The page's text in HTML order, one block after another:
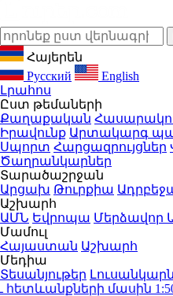
Հայերեն
Русский
English
Լրահոս
Ըստ թեմաների
Քաղաքական
Իրավունք Արտակարգ
Սպորտ Հարցազրույցներ
Ծաղրանկարներ
Տարածաշրջան
Արցախ Թուրքիա
Աշխարհ
ԱՄՆ Եվրոպա Մերձավոր
Մամուլ
Հայաստան Աշխարհ
Մեդիա
Տեսանյութեր
մասին1:50